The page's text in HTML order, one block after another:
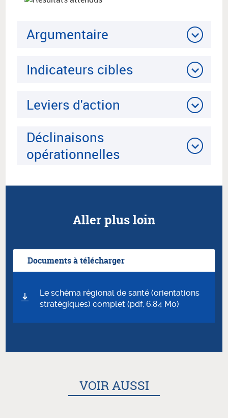
Argumentaire
Indicateurs cibles
Leviers d'action
Déclinaisons
opérationnelles
Aller plus loin
Documents à télécharger
Le schéma régional de santé (orientations
stratégiques) complet (pdf, 6.84 Mo)
VOIR AUSSI